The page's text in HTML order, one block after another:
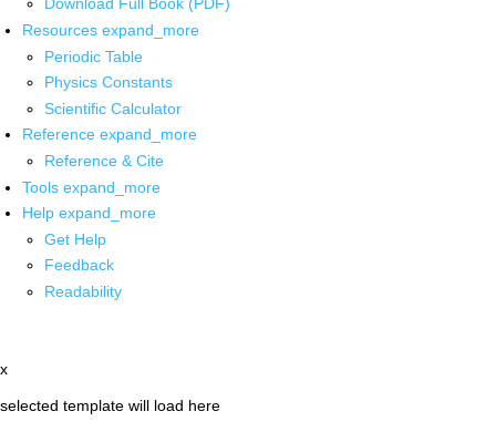
Download Full Book (PDF)
Resources expand_more
Periodic Table
Physics Constants
Scientific Calculator
Reference expand_more
Reference & Cite
Tools expand_more
Help expand_more
Get Help
Feedback
Readability
x
selected template will load here